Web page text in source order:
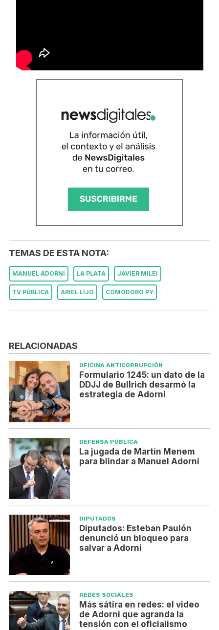
TEMAS DE ESTA NOTA:
MANUEL ADORNI LA PLATA JAVIER MILEI
TV PÚBLICA ARIEL LIJO COMODORO PY
RELACIONADAS
OFICINA ANTICORRUPCIÓN
Formulario 1245: un dato de la
DDJJ de Bullrich desarmó la
estrategia de Adorni
DEFENSA PÚBLICA
La jugada de Martín Menem
para blindar a Manuel Adorni
DIPUTADOS
Diputados: Esteban Paulón
denunció un bloqueo para
salvar a Adorni
REDES SOCIALES
Más sátira en redes: el video
de Adorni que agranda la
tensión con el oficialismo